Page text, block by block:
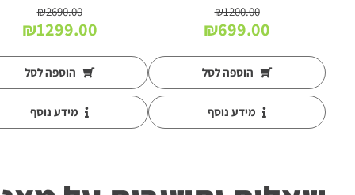
₪1200.00
המחיר
היה:
₪1200.00.
₪699.00
הוא:
₪699.00.הוספה לסל
מידע נוסף
₪2690.00
המחיר
היה:
₪2690.00.
₪1299.00
הוספה לסל
מידע נוסף